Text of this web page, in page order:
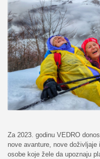
Za 2023. godinu VEDRO
nove avanture, nove
osobe koje žele da upoznaju